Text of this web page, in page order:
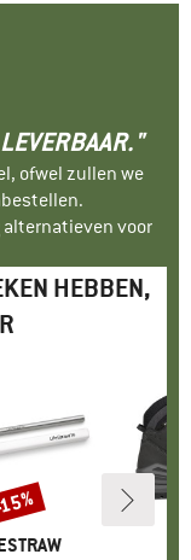
ofwel zullen we
voor
HEBBEN,